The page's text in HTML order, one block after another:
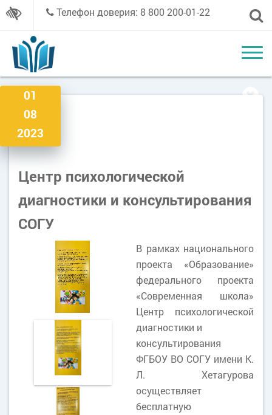
Телефон доверия: 8 800 200-01-22
01
08
2023
Центр психологической
диагностики и консультирования
СОГУ
В рамках национального
проекта «Образование»
федерального проекта
«Современная школа»
Центр психологической
диагностики и
консультирования
ФГБОУ ВО СОГУ имени К.
Л. Хетагурова
осуществляет
бесплатную